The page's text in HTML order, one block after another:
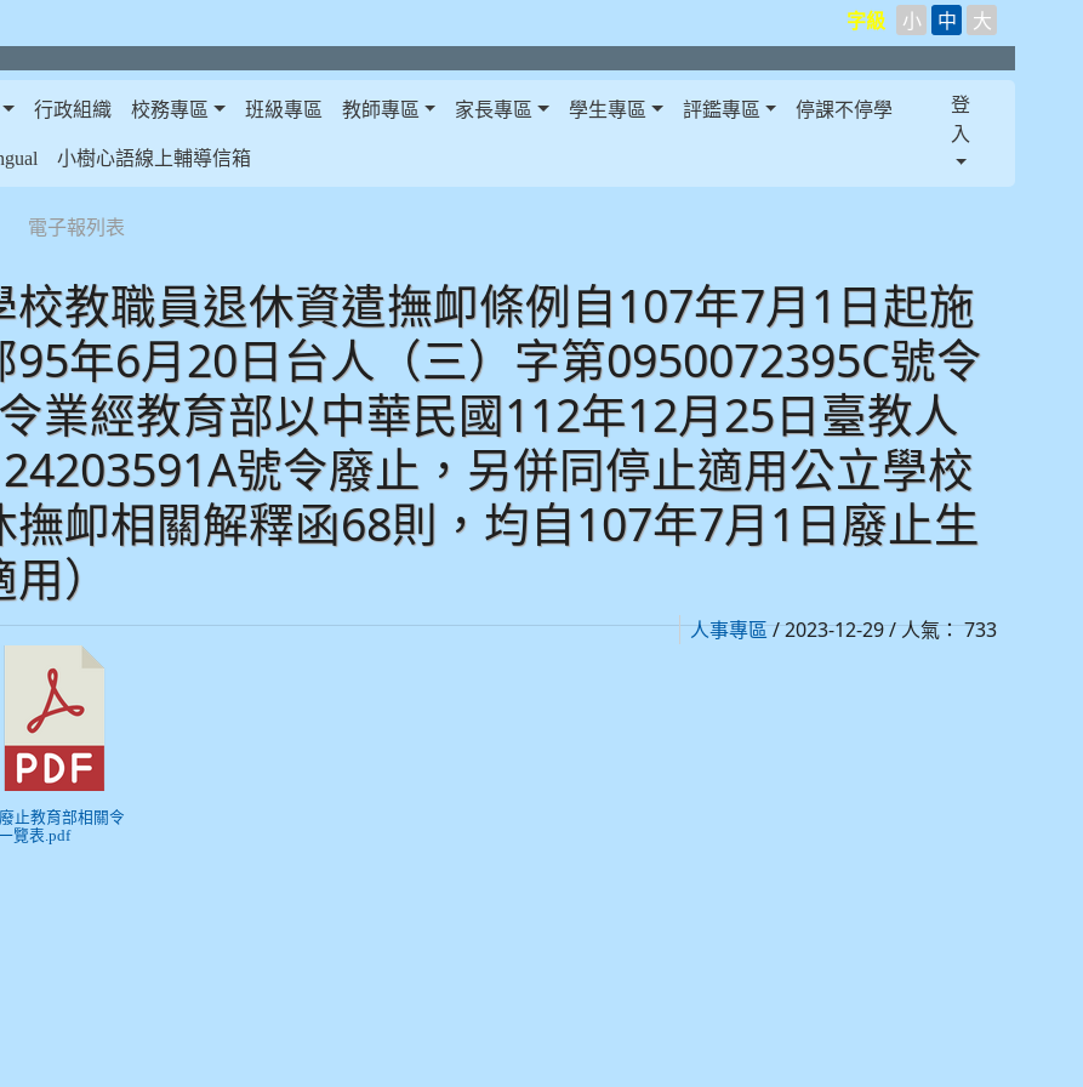
字級 小 中 大
行政組織 校務專區 班級專區 教師專區 家長專區 學生專區 評鑑專區 停課不停學
小樹心語線上輔導信箱
登
入
電子報列表
校教職員退休資遣撫卹條例自107年7月1日起施
95年6月20日台人（三）字第0950072395C號令
業經教育部以中華民國112年12月25日臺教人
號令廢止，另併同停止適用公立學校
撫卹相關解釋函68則，均自107年7月1日廢止生
）
人事專區/ 2023-12-29 / 人氣： 733
止教育部相關令
覽表.pdf